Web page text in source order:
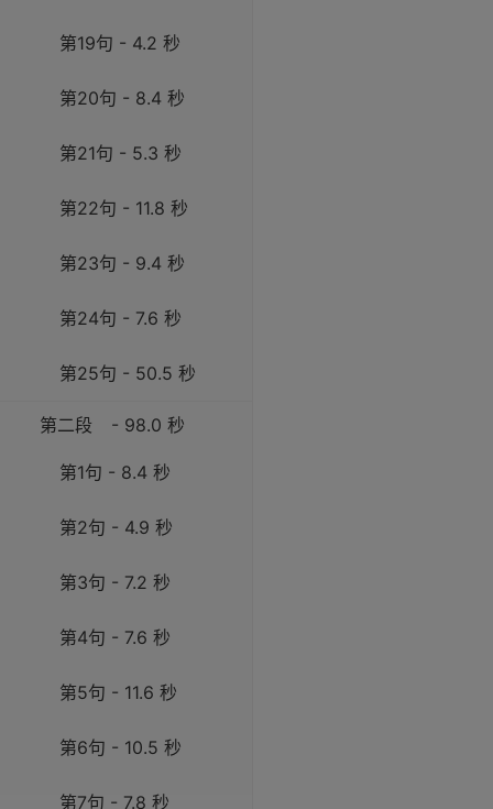
第19句 - 4.2 秒
第20句 - 8.4 秒
第21句 - 5.3 秒
第22句 - 11.8 秒
第23句 - 9.4 秒
第24句 - 7.6 秒
第25句 - 50.5 秒
第二段 - 98.0 秒
第1句 - 8.4 秒
第2句 - 4.9 秒
第3句 - 7.2 秒
第4句 - 7.6 秒
第5句 - 11.6 秒
第6句 - 10.5 秒
第7句 - 7.8 秒